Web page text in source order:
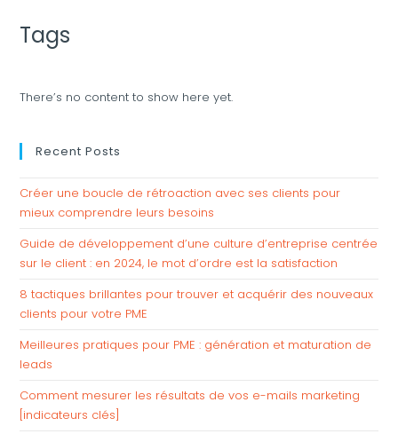
Tags
There’s no content to show here yet.
Recent Posts
Créer une boucle de rétroaction avec ses clients pour
mieux comprendre leurs besoins
Guide de développement d’une culture d’entreprise centrée
sur le client : en 2024, le mot d’ordre est la satisfaction
8 tactiques brillantes pour trouver et acquérir des nouveaux
clients pour votre PME
Meilleures pratiques pour PME : génération et maturation de
leads
Comment mesurer les résultats de vos e-mails marketing
[indicateurs clés]